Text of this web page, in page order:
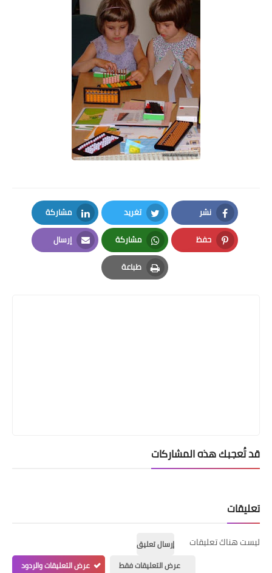
نشر
Facebook
تغريد
Twitter
مشاركة
LinkedIn
حفظ
Pinterest
مشاركة
Whatsapp
إرسال
Email
طباعة
Print
قد تُعجبك هذه المشاركات
تعليقات
ليست هناك تعليقات
إرسال تعليق
عرض التعليقات فقط
عرض التعليقات والردود